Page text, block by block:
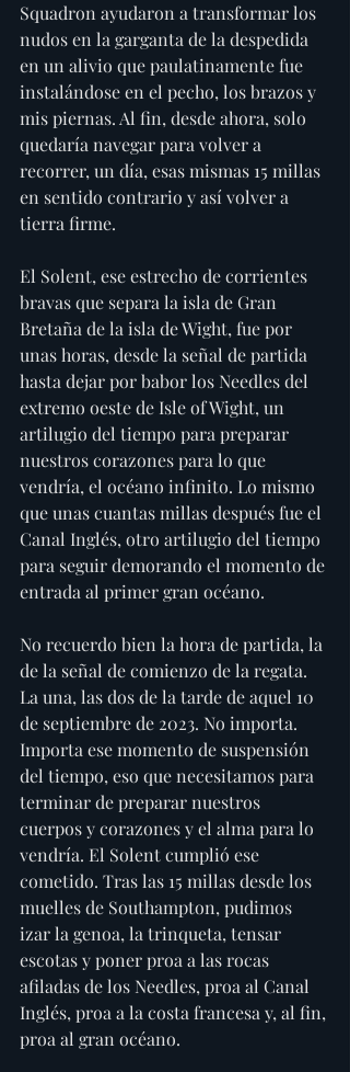
Squadron ayudaron a transformar los
nudos en la garganta de la despedida
en un alivio que paulatinamente fue
instalándose en el pecho, los brazos y
mis piernas. Al fin, desde ahora, solo
quedaría navegar para volver a
recorrer, un día, esas mismas 15 millas
en sentido contrario y así volver a
tierra firme.
El Solent, ese estrecho de corrientes
bravas que separa la isla de Gran
Bretaña de la isla de Wight, fue por
unas horas, desde la señal de partida
hasta dejar por babor los Needles del
extremo oeste de Isle of Wight, un
artilugio del tiempo para preparar
nuestros corazones para lo que
vendría, el océano infinito. Lo mismo
que unas cuantas millas después fue el
Canal Inglés, otro artilugio del tiempo
para seguir demorando el momento de
entrada al primer gran océano.
No recuerdo bien la hora de partida, la
de la señal de comienzo de la regata.
La una, las dos de la tarde de aquel 10
de septiembre de 2023. No importa.
Importa ese momento de suspensión
del tiempo, eso que necesitamos para
terminar de preparar nuestros
cuerpos y corazones y el alma para lo
vendría. El Solent cumplió ese
cometido. Tras las 15 millas desde los
muelles de Southampton, pudimos
izar la genoa, la trinqueta, tensar
escotas y poner proa a las rocas
afiladas de los Needles, proa al Canal
Inglés, proa a la costa francesa y, al fin,
proa al gran océano.